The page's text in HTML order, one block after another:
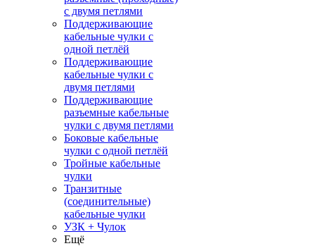
с двумя петлями
Поддерживающие
кабельные чулки с
одной петлёй
Поддерживающие
кабельные чулки с
двумя петлями
Поддерживающие
разъемные кабельные
чулки с двумя петлями
Боковые кабельные
чулки с одной петлёй
Тройные кабельные
чулки
Транзитные
(соединительные)
кабельные чулки
УЗК + Чулок
Ещё